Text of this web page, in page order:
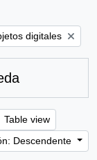
filter:digitales
Table view
Descendente